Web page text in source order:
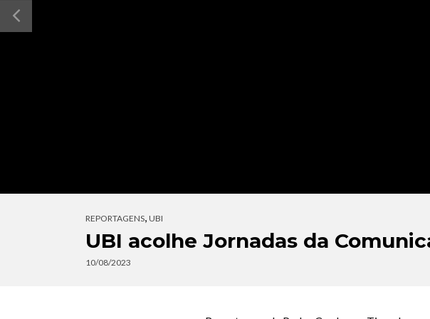
REPORTAGENS, UBI
UBI acolhe Jornadas da
10/08/2023